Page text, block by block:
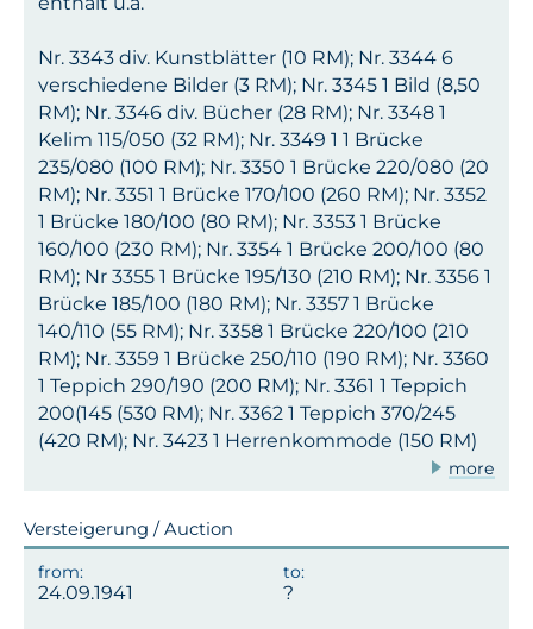
Nr. 3343 div. Kunstblätter (10 RM); Nr. 3344 6
verschiedene Bilder (3 RM); Nr. 3345 1 Bild (8,50
RM); Nr. 3346 div. Bücher (28 RM); Nr. 3348 1
Kelim 115/050 (32 RM); Nr. 3349 1 1 Brücke
235/080 (100 RM); Nr. 3350 1 Brücke 220/080 (20
RM); Nr. 3351 1 Brücke 170/100 (260 RM); Nr. 3352
1 Brücke 180/100 (80 RM); Nr. 3353 1 Brücke
160/100 (230 RM); Nr. 3354 1 Brücke 200/100 (80
RM); Nr 3355 1 Brücke 195/130 (210 RM); Nr. 3356 1
Brücke 185/100 (180 RM); Nr. 3357 1 Brücke
140/110 (55 RM); Nr. 3358 1 Brücke 220/100 (210
RM); Nr. 3359 1 Brücke 250/110 (190 RM); Nr. 3360
1 Teppich 290/190 (200 RM); Nr. 3361 1 Teppich
200(145 (530 RM); Nr. 3362 1 Teppich 370/245
(420 RM); Nr. 3423 1 Herrenkommode (150 RM)
more
Versteigerung / Auction
24.09.1941